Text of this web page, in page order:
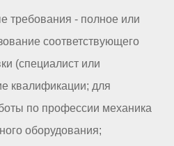
требования - полное или
соответствующего
(специалист или
квалификации; для
по профессии механика
оборудования;